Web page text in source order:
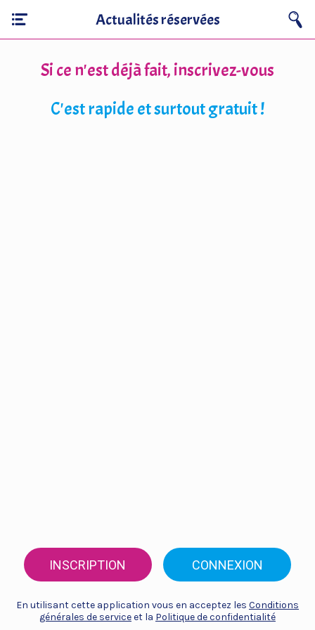
Actualités réservées
Si ce n'est déjà fait, inscrivez-vous
C'est rapide et surtout gratuit !
INSCRIPTION CONNEXION
En utilisant cette application vous en acceptez les Conditions
générales de serviceet la Politique de confidentialité